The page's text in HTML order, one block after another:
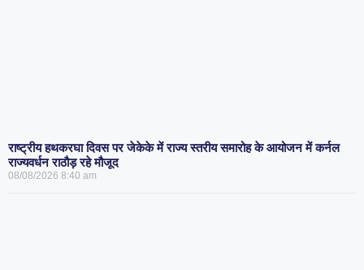
राष्ट्रीय हथकरघा दिवस पर जेकेके में राज्य स्तरीय समारोह के आयोजन में कर्नल
राज्यवर्धन राठौड़ रहे मौजूद
08/08/2026 8:40 am